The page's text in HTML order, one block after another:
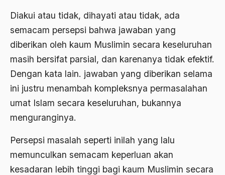
Diakui atau tidak, dihayati atau tidak, ada
semacam persepsi bahwa jawaban yang
diberikan oleh kaum Muslimin secara keseluruhan
masih bersifat parsial, dan karenanya tidak efektif.
Dengan kata lain. jawaban yang diberikan selama
ini justru menambah kompleksnya permasalahan
umat Islam secara keseluruhan, bukannya
menguranginya.
Persepsi masalah seperti inilah yang lalu
memunculkan semacam keperluan akan
kesadaran lebih tinggi bagi kaum Muslimin secara
1991
1990
1989
1987
1986
1985
1984
Adat dan Syari'at
Adat Ngada
Adat Siri
Adi Sasono
Administrasi Negara
Adnan Buyung Nasution